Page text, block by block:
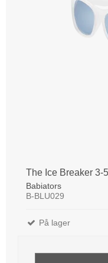
The Ice Breaker 3-
Babiators
B-BLU029
På lager